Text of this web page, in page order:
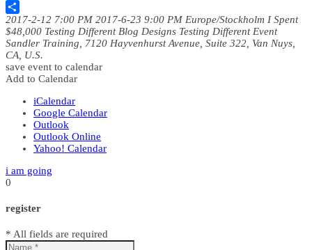
Twitter
Dela
2017-2-12 7:00 PM 2017-6-23 9:00 PM Europe/Stockholm I Spent
$48,000 Testing Different Blog Designs Testing Different Event
Sandler Training, 7120 Hayvenhurst Avenue, Suite 322, Van Nuys,
CA, U.S.
save event to calendar
Add to Calendar
iCalendar
Google Calendar
Outlook
Outlook Online
Yahoo! Calendar
i am going
0
register
* All fields are required